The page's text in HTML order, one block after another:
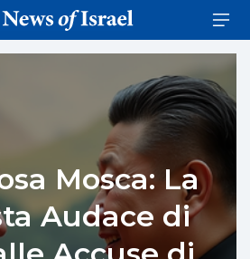
Mosca: La
Audace di